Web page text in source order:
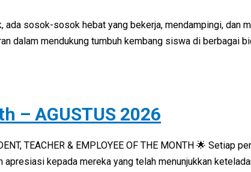
sosok-sosok hebat yang bekerja, mendampingi, dan
dalam mendukung tumbuh kembang siswa di berbagai
– AGUSTUS 2026
TEACHER & EMPLOYEE OF THE MONTH 🌟 Setiap
kepada mereka yang telah menunjukkan